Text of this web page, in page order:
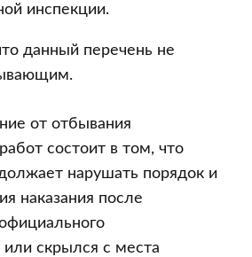
инспекции.
данный перечень не
от отбывания
состоит в том, что
нарушать порядок и
наказания после
скрылся с места